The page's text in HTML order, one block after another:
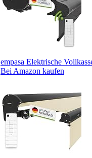
empasa Elektrische
Bei Amazon kaufen